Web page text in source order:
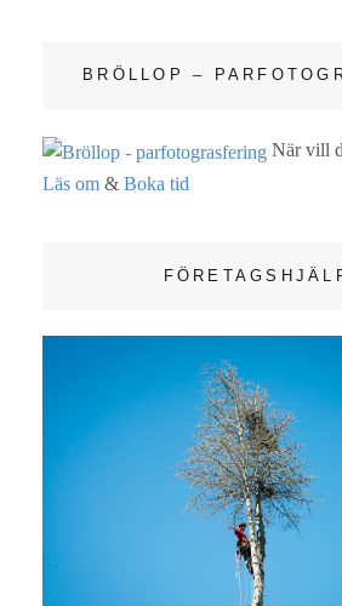
BRÖLLOP –
När vill
Läs om & Boka tid